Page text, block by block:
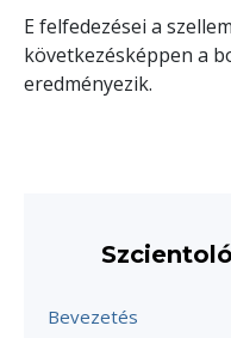
E felfedezései a
következésképpen a
eredményezik.
Bevezetés